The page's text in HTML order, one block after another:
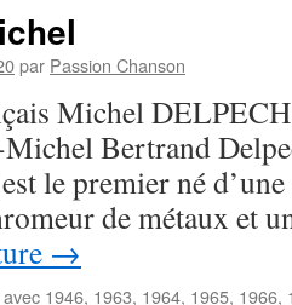
par Passion Chanson
Michel
Michel Bertrand
le premier né
de métaux et
→
1946, 1963, 1964, 1965, 1966,